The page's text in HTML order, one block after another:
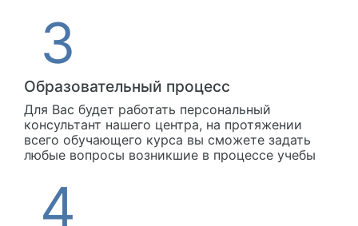
Образовательный процесс
Для Вас будет работать персональный
консультант нашего центра, на протяжении
всего обучающего курса вы сможете задать
любые вопросы возникшие в процессе учебы